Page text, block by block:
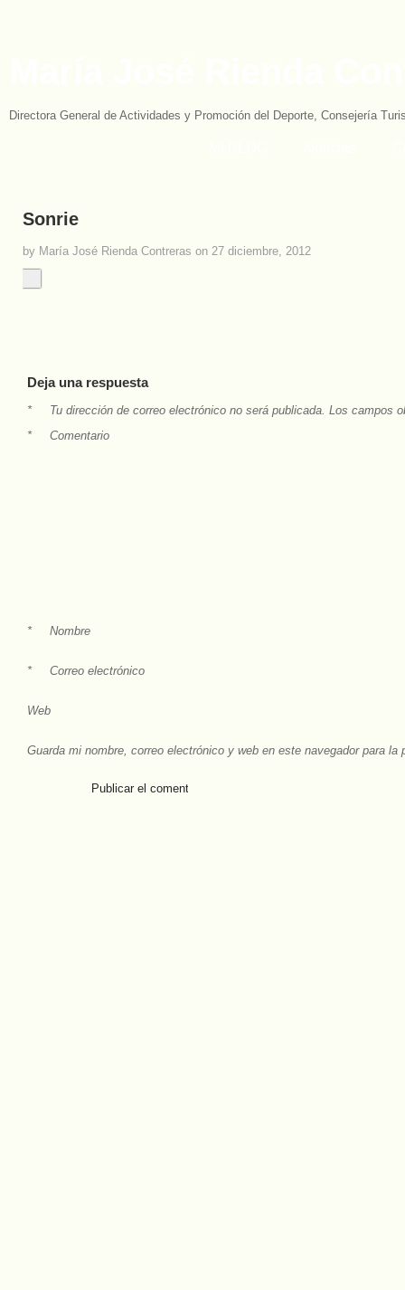
Directora General de Actividades y Promoción del Deporte, Consejería
Sonrie
by María José Rienda Contreras on 27 diciembre, 2012
Deja una respuesta
Tu dirección de correo electrónico no será publicada. Los campos
*
Comentario
*
Nombre
*
Correo electrónico
*
Web
Guarda mi nombre, correo electrónico y web en este navegador para la